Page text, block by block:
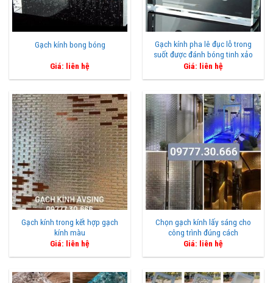
Gạch kính bong bóng
Giá: liên hệ
Gạch kính pha lê đục lỗ trong
suốt được đánh bóng tinh xảo
Giá: liên hệ
Gạch kính trong kết hợp gạch
kính màu
Giá: liên hệ
Chọn gạch kính lấy sáng cho
công trình đúng cách
Giá: liên hệ